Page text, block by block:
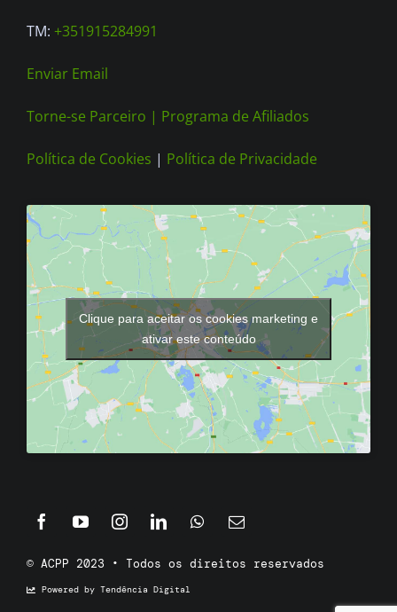
page
TM: +351915284991
Enviar Email
Torne-se Parceiro | Programa de Afiliados
Política de Cookies | Política de Privacidade
Clique para aceitar os cookies marketing e
ativar este conteúdo
© ACPP 2023 • Todos os direitos reservados
Powered by Tendência Digital